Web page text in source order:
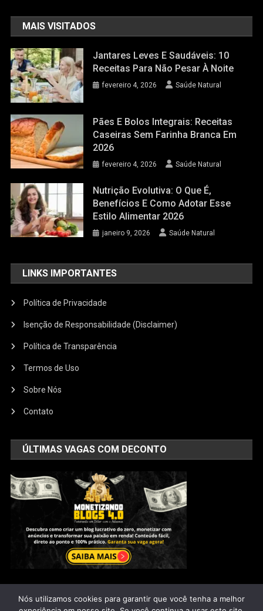
MAIS VISITADOS
Jantares Leves E Saudáveis: 10
Receitas Para Não Pesar À Noite
fevereiro 4, 2026 Saúde Natural
Pães E Bolos Integrais: Receitas
Caseiras Sem Farinha Branca Em
2026
fevereiro 4, 2026 Saúde Natural
Nutrição Evolutiva: O Que É,
Benefícios E Como Adotar Esse
Estilo Alimentar 2026
janeiro 9, 2026 Saúde Natural
LINKS IMPORTANTES
Política de Privacidade
Isenção de Responsabilidade (Disclaimer)
Política de Transparência
Termos de Uso
Sobre Nós
Contato
ÚLTIMAS VAGAS COM DECONTO
Saúde Natural|@2025 - Todos os direitos reservados
Nós utilizamos cookies para garantir que você tenha a melhor